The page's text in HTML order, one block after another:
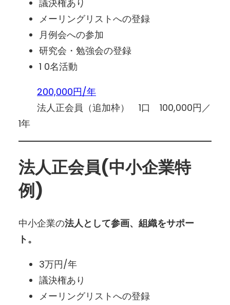
議決権あり
メーリングリストへの登録
月例会への参加
研究会・勉強会の登録
1 0名活動
200,000円/年
法人正会員（追加枠） 1口 100,000円／
1年
法人正会員(中小企業特
例)
中小企業の法人として参画、組織をサポー
ト。
3万円/年
議決権あり
メーリングリストへの登録